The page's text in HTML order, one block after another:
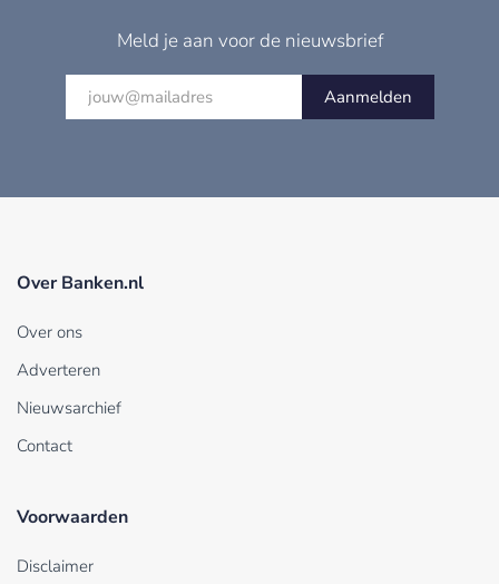
Meld je aan voor de nieuwsbrief
Aanmelden
Over Banken.nl
Over ons
Adverteren
Nieuwsarchief
Contact
Voorwaarden
Disclaimer